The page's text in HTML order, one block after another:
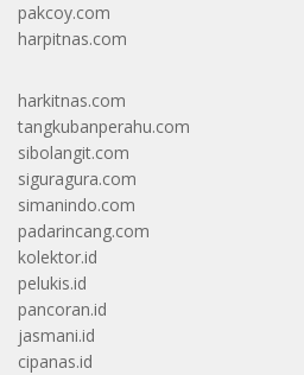
pakcoy.com
harpitnas.com
harkitnas.com
tangkubanperahu.com
sibolangit.com
siguragura.com
simanindo.com
padarincang.com
kolektor.id
pelukis.id
pancoran.id
jasmani.id
cipanas.id